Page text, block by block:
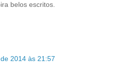
belos escritos.
2014 às 21:57